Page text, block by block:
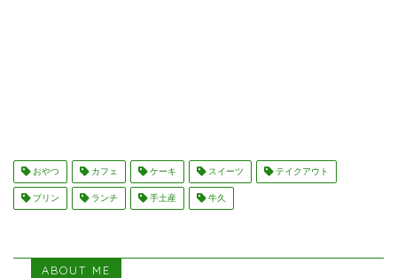
おやつ カフェ ケーキ スイーツ テイクアウト
プリン ランチ 手土産 牛久
ABOUT ME